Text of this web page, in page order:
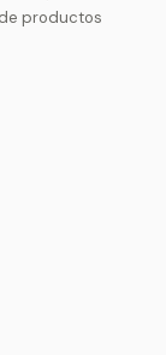
productos